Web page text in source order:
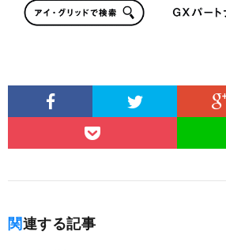
関連する記事